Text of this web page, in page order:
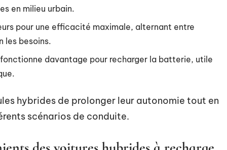
en milieu urbain.
pour une efficacité maximale, alternant entre
les besoins.
davantage pour recharger la batterie, utile
hybrides de prolonger leur autonomie tout en
scénarios de conduite.